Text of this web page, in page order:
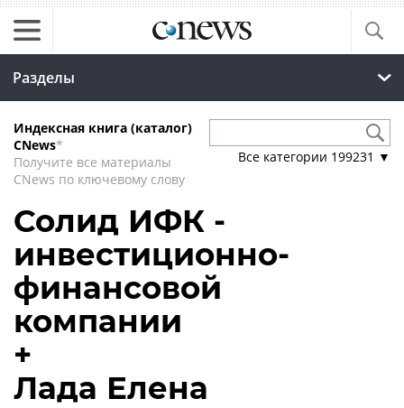
Разделы
Индексная книга (каталог)
CNews*
Получите все материалы
CNews по ключевому слову
Все категории 199231 ▼
Солид ИФК -
инвестиционно-
финансовой
компании
+
Лада Елена